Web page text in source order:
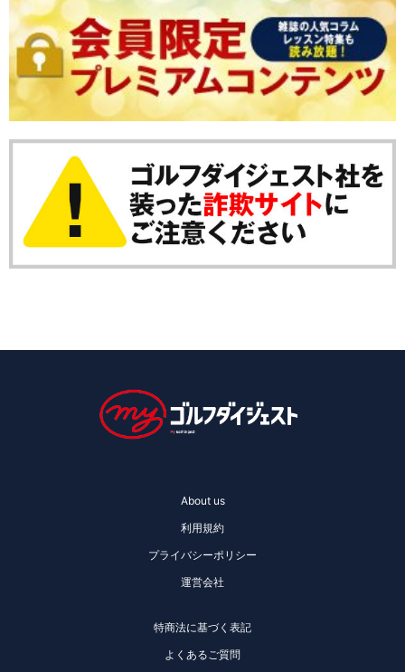
About us
利用規約
プライバシーポリシー
運営会社
特商法に基づく表記
よくあるご質問